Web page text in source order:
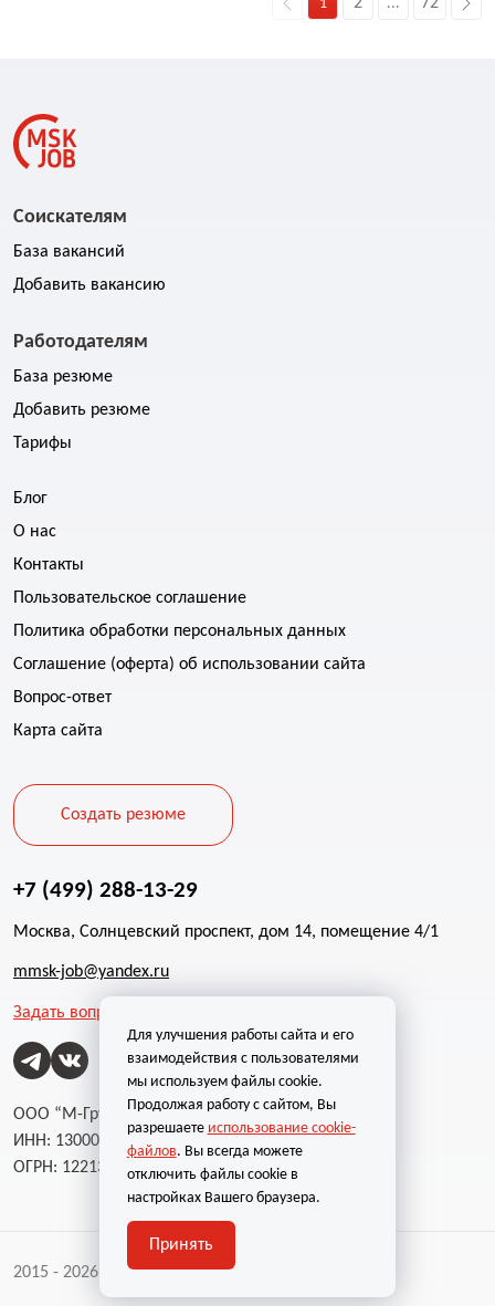
1 ...
Соискателям
База вакансий
Добавить вакансию
Работодателям
База резюме
Добавить резюме
Тарифы
Блог
О нас
Контакты
Пользовательское соглашение
Политика обработки персональных данных
Соглашение (оферта) об использовании сайта
Вопрос-ответ
Карта сайта
Создать резюме
+7 (499) 288-13-29
Москва, Солнцевский проспект, дом 14, помещение 4/1
mmsk-job@yandex.ru
Задать вопрос
ООО “М-Групп”
ИНН: 1300002787
ОГРН: 1221300004232
2015 - 2026 | Все права защищены
Для улучшения работы сайта и его
взаимодействия с пользователями
мы используем файлы cookie.
Продолжая работу с сайтом, Вы
разрешаете использование cookie-
файлов. Вы всегда можете
отключить файлы cookie в
настройках Вашего браузера.
Принять